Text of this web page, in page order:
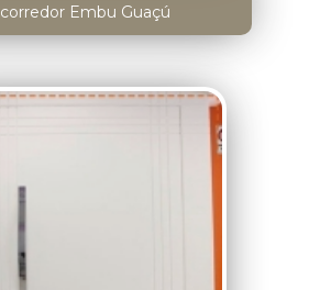
corredor Embu Guaçú